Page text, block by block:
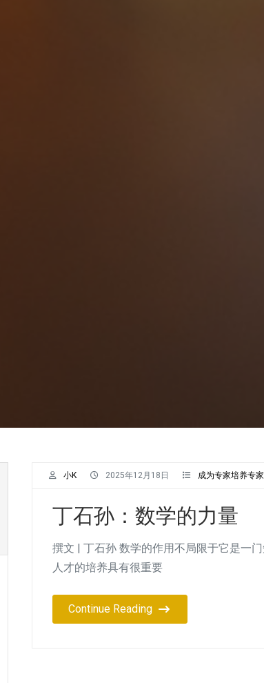
小K 2025年12月18日 成为专家培养专家
丁石孙：数学的力量
撰文 | 丁石孙 数学的作用不局限于它是一
人才的培养具有很重要
Continue Reading